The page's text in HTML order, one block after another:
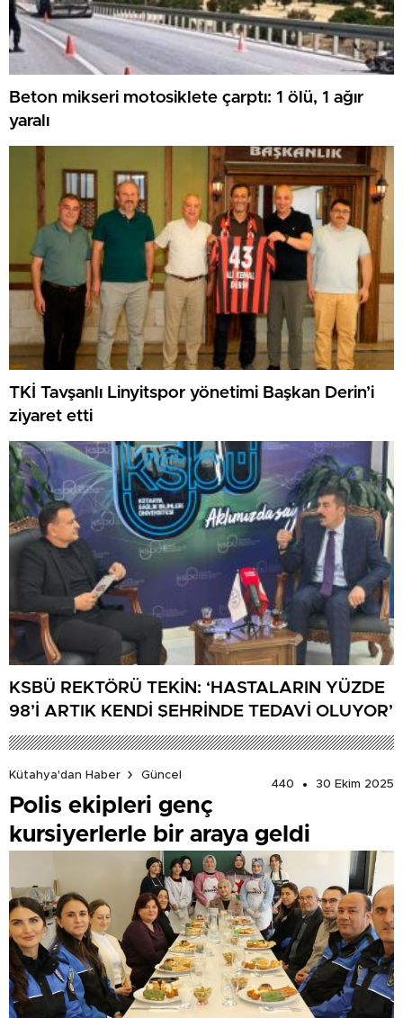
Beton mikseri motosiklete çarptı: 1 ölü, 1 ağır
yaralı
TKİ Tavşanlı Linyitspor yönetimi Başkan Derin’i
ziyaret etti
KSBÜ REKTÖRÜ TEKİN: ‘HASTALARIN YÜZDE
98’İ ARTIK KENDİ ŞEHRİNDE TEDAVİ OLUYOR’
Kütahya'dan Haber
Güncel
440
30 Ekim 2025
Polis ekipleri genç
kursiyerlerle bir araya geldi